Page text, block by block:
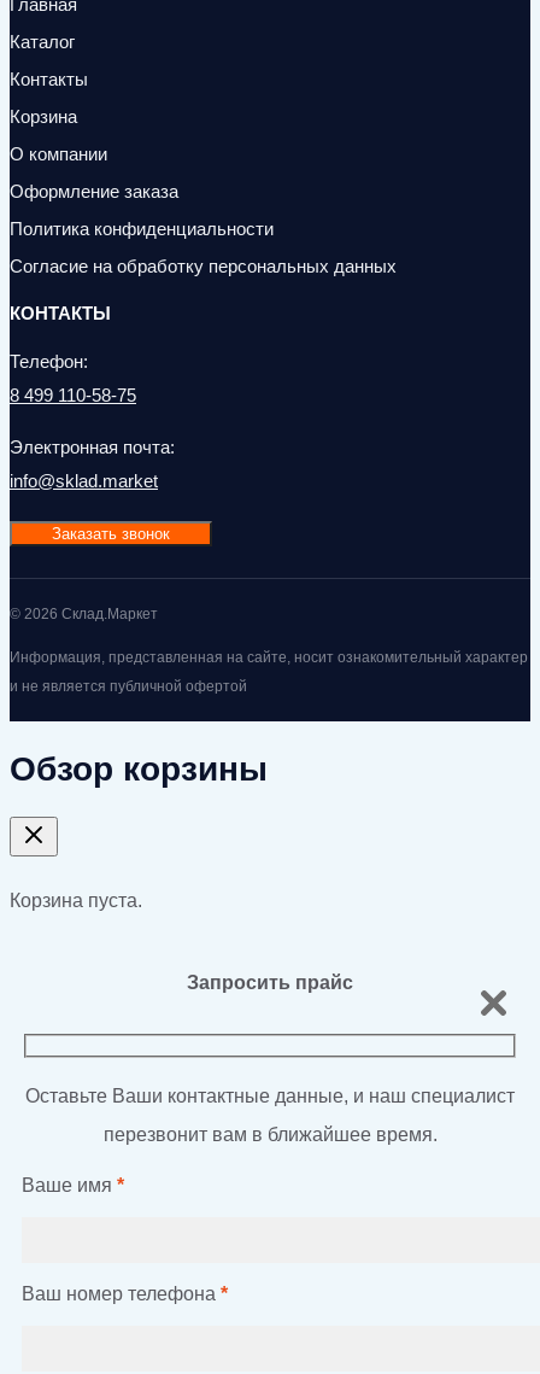
Каталог
Контакты
Корзина
О компании
Оформление заказа
Политика конфиденциальности
Согласие на обработку персональных данных
КОНТАКТЫ
Телефон:
8 499 110-58-75
Электронная почта:
info@sklad.market
Заказать звонок
© 2026 Склад.Маркет
Информация, представленная на сайте, носит ознакомительный характер
и не является публичной офертой
Обзор корзины
Корзина пуста.
Запросить прайс
Оставьте Ваши контактные данные, и наш специалист
перезвонит вам в ближайшее время.
Ваше имя *
Ваш номер телефона *